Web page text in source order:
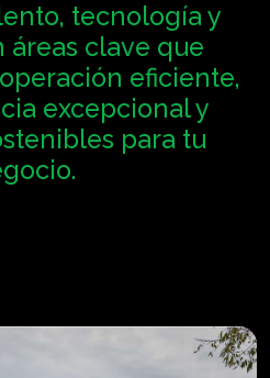
tecnología y
áreas clave que
eficiente,
excepcional y
para tu